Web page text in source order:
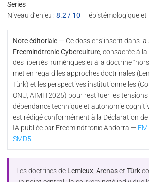
Series
Niveau d’enjeu : 8.2 / 10 — épistémologique et
Note éditoriale —Ce dossier s’inscrit dans la
Freemindtronic Cyberculture, consacrée à
des libertés numériques et à la doctrine “hors
met en regard les approches doctrinales
Türk) et les perspectives institutionnelles
ONU, AIMH 2025) pour restituer les tensions
dépendance technique et autonomie
est rédigé conformément à la Déclaration
IA publiée par Freemindtronic Andorra —
SMD5
Les doctrines de Lemieux ,ArenasetTürk